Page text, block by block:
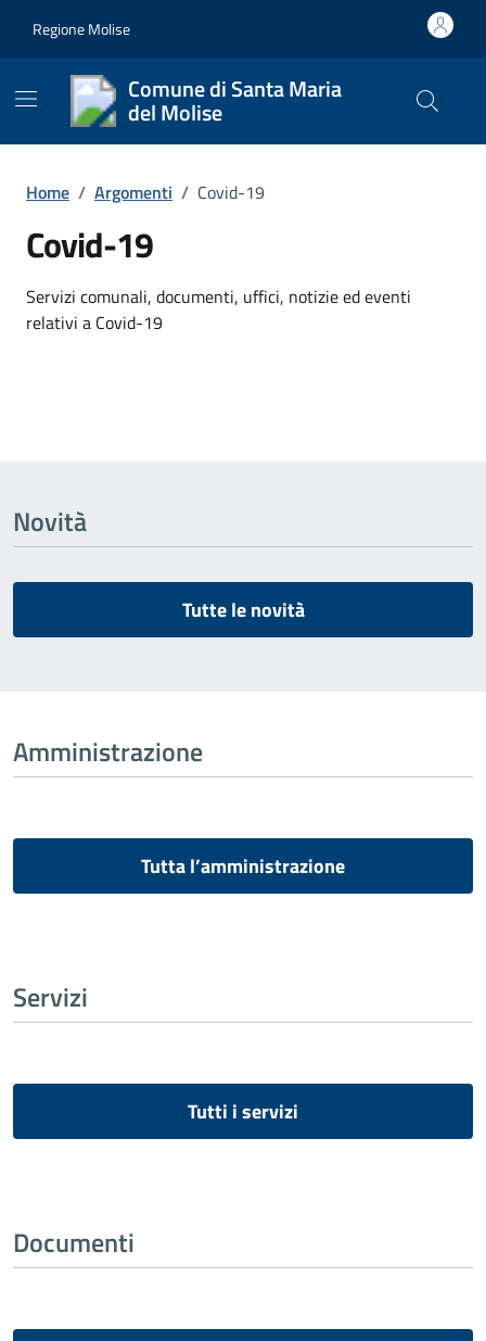
Regione Molise
Comune di Santa Maria
del Molise Cerca
Home / Argomenti / Covid-19
Covid-19
Dettagli dell'argomento
Servizi comunali, documenti, uffici, notizie ed eventi
relativi a Covid-19
Novità
Tutte le novità
Amministrazione
Tutta l’amministrazione
Servizi
Tutti i servizi
Documenti